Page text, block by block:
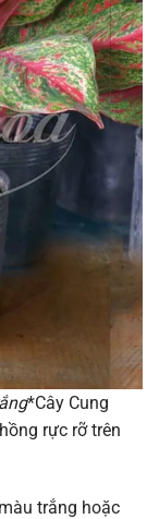
*Cây Cung
rực rỡ trên
trắng hoặc